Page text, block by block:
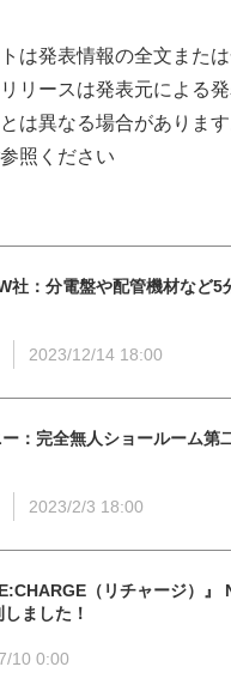
は発表情報の全文また
リースは発表元による
は異なる場合がありま
照ください
社：分電盤や配管機材など5
2023/12/14 18:00
：完全無人ショールーム第
2023/2/3 18:00
（リチャージ）』
ました！
10 0:00